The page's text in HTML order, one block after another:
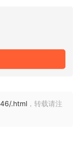
.html ，转载请注